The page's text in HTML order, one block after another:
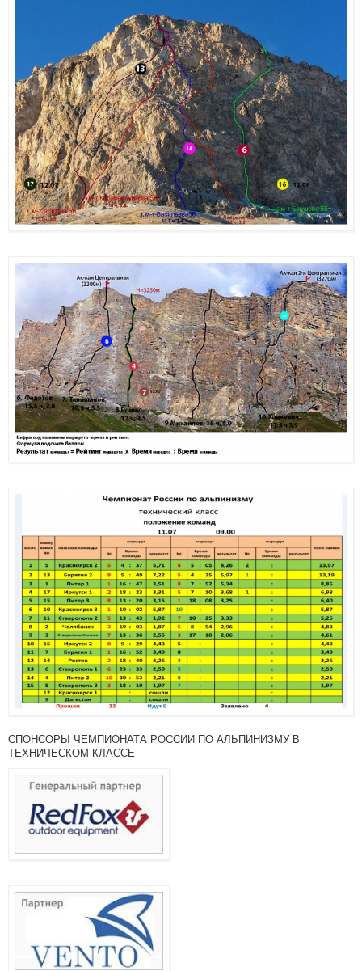
СПОНСОРЫ ЧЕМПИОНАТА РОССИИ ПО АЛЬПИНИЗМУ В
ТЕХНИЧЕСКОМ КЛАССЕ